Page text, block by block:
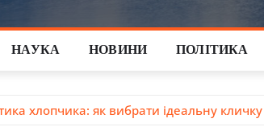
НАУКА НОВИНИ ПОЛІТИКА
хлопчика: як вибрати ідеальну